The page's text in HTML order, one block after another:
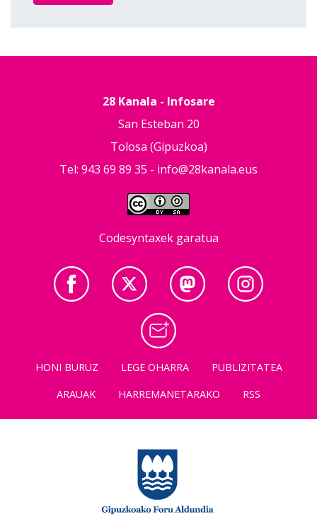
28 Kanala - Infosare
San Esteban 20
Tolosa (Gipuzkoa)
Tel: 943 69 89 35 - info@28kanala.eus
Codesyntaxek garatua
HONI BURUZ LEGE OHARRA
PUBLIZITATEA
ARAUAK
HARREMANETARAKO RSS